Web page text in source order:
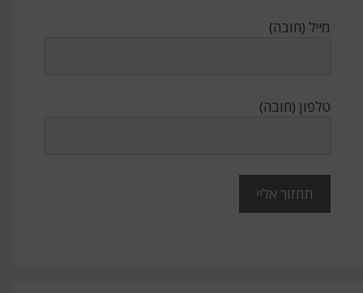
מייל (חובה)
טלפון (חובה)